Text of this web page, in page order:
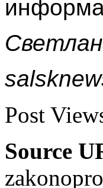
Post
Source